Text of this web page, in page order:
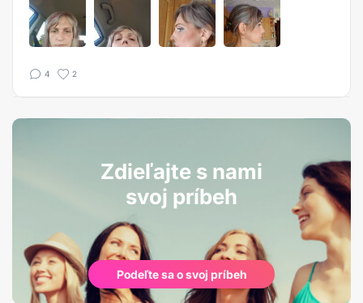
4 2
Zdieľajte s nami
svoj príbeh
Podeľte sa o svoj príbeh